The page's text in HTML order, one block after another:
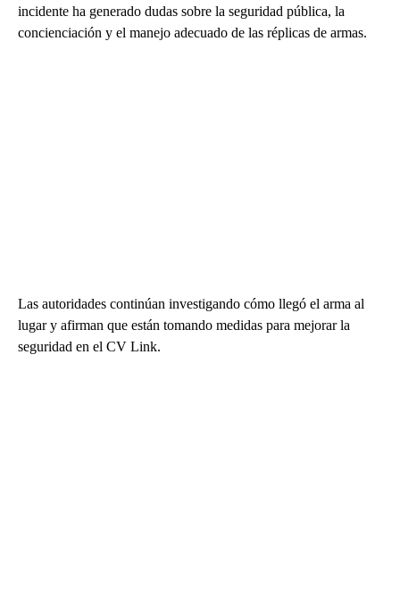
incidente ha generado dudas sobre la seguridad pública, la
concienciación y el manejo adecuado de las réplicas de armas.
Las autoridades continúan investigando cómo llegó el arma al
lugar y afirman que están tomando medidas para mejorar la
seguridad en el CV Link.